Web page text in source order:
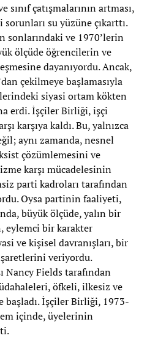
çatışmalarının artması,
su yüzüne çıkarttı.
sonlarındaki ve 1970’lerin
ölçüde öğrencilerin ve
dayanıyordu. Ancak,
çekilmeye başlamasıyla
siyasi ortam kökten
erdi. İşçiler Birliği, işçi
karşıya kaldı. Bu, yalnızca
aynı zamanda, nesnel
çözümlemesini ve
karşı mücadelesinin
parti kadroları tarafından
Oysa partinin faaliyeti,
büyük ölçüde, yalın bir
eylemci bir karakter
ve kişisel davranışları, bir
veriyordu.
Nancy Fields tarafından
öfkeli, ilkesiz ve
başladı. İşçiler Birliği, 1973-
içinde, üyelerinin